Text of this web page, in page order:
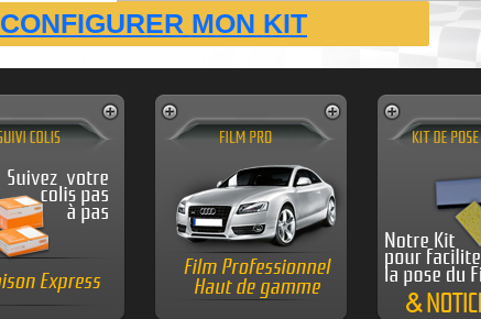
CONFIGURER MON KIT